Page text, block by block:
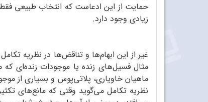
حمایت از این ادعاست که انتخاب طبیعی
زیادی وجود دارد.
غیر از این ابهام‌ها و تناقض‌ها در نظریه
مثال فسیل‌های زنده یا موجودات زنده‌ای که
ماهیان خاویاری، پلاتی‌پوس و بسیاری از
نظریه تکامل می‌گوید وقتی که مانع‌های